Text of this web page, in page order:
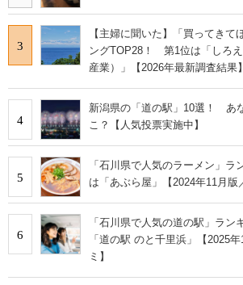
3
【主婦に聞いた】「買ってきて
ングTOP28！ 第1位は「しろ
産業）」【2026年最新調査結果】
4
新潟県の「道の駅」10選！ あ
こ？【人気投票実施中】
5
「石川県で人気のラーメン」
は「あぶら屋」【2024年11月版
6
「石川県で人気の道の駅」ラ
「道の駅 のと千里浜」【2025
ミ】